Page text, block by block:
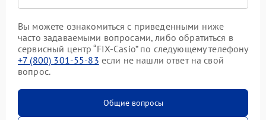
Вы можете ознакомиться с приведенными ниже
часто задаваемыми вопросами, либо обратиться в
сервисный центр “FIX-Casio” по следующему телефону
+7 (800) 301-55-83 если не нашли ответ на свой
вопрос.
Общие вопросы